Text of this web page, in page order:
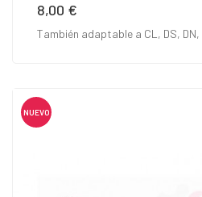
Precio
8,00 €
También adaptable a CL, DS,
NUEVO